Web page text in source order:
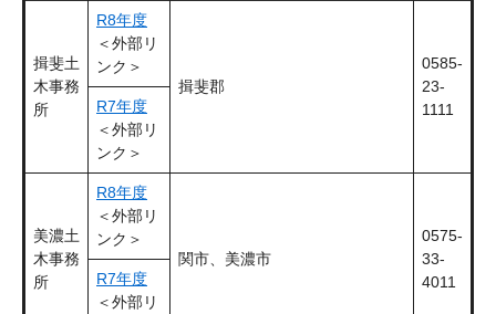
揖斐土
木事務
所
R8年度
＜外部リ
ンク＞
揖斐郡
0585-
23-
1111
R7年度
＜外部リ
ンク＞
美濃土
木事務
所
R8年度
＜外部リ
ンク＞
関市、美濃市
0575-
33-
4011
R7年度
＜外部リ